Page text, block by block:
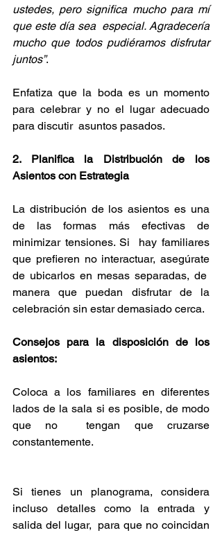
ustedes, pero significa mucho para mí
que este día sea  especial. Agradecería
mucho que todos pudiéramos disfrutar
juntos”.
Enfatiza que la boda es un momento
para celebrar y no el lugar adecuado
para discutir  asuntos pasados.
2. Planifica la Distribución de los
Asientos con Estrategia
La distribución de los asientos es una
de las formas más efectivas de
minimizar tensiones. Si  hay familiares
que prefieren no interactuar, asegúrate
de ubicarlos en mesas separadas, de
manera que puedan disfrutar de la
celebración sin estar demasiado cerca.
Consejos para la disposición de los
asientos:
Coloca a los familiares en diferentes
lados de la sala si es posible, de modo
que no  tengan que cruzarse
constantemente.
Si tienes un planograma, considera
incluso detalles como la entrada y
salida del lugar,  para que no coincidan